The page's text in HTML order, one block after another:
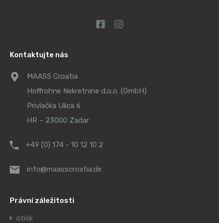
Kontaktujte nás
MAASS Croatia
Hoffrohne Nekretnine d.o.o. (GmbH)
Privlačka Ulica 6
HR – 23000 Zadar
+49 (0) 174 - 10 12 10 2
info@maasscroatia.de
Právní záležitosti
otisk